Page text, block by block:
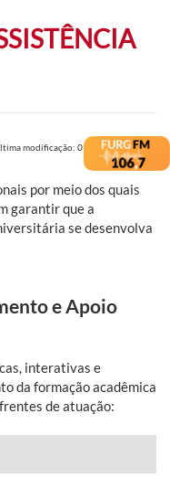
modificação: 09/01/2019
por meio dos quais
garantir que a
se desenvolva
e Apoio
interativas e
da formação acadêmica
de atuação: